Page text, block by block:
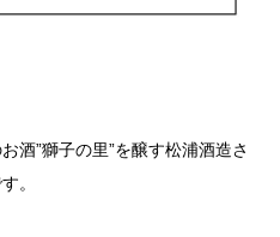
酒”獅子の里”を醸す松浦酒造さ
。